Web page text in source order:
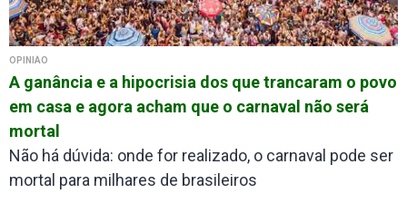
OPINIÃO
A ganância e a hipocrisia dos que trancaram o povo
em casa e agora acham que o carnaval não será
mortal
Não há dúvida: onde for realizado, o carnaval pode ser
mortal para milhares de brasileiros